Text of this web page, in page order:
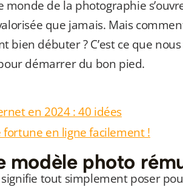
monde de la photographie
que jamais. Mais
débuter ? C’est ce que
démarrer du bon pied.
en 2024 : 40 idées
en ligne facilement !
modèle photo
tout simplement poser